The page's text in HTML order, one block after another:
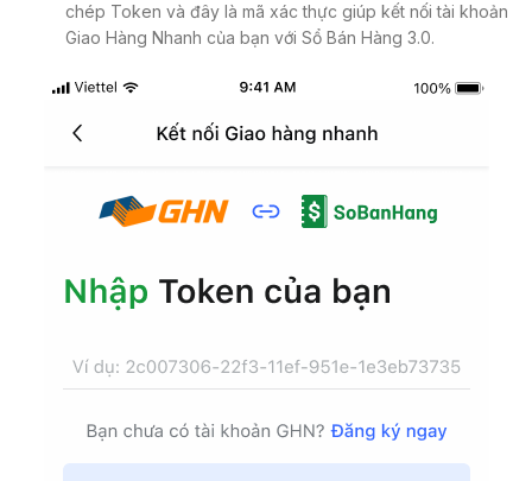
chép Token và đây là mã xác thực giúp kết nối tài khoản
Giao Hàng Nhanh của bạn với Sổ Bán Hàng 3.0.